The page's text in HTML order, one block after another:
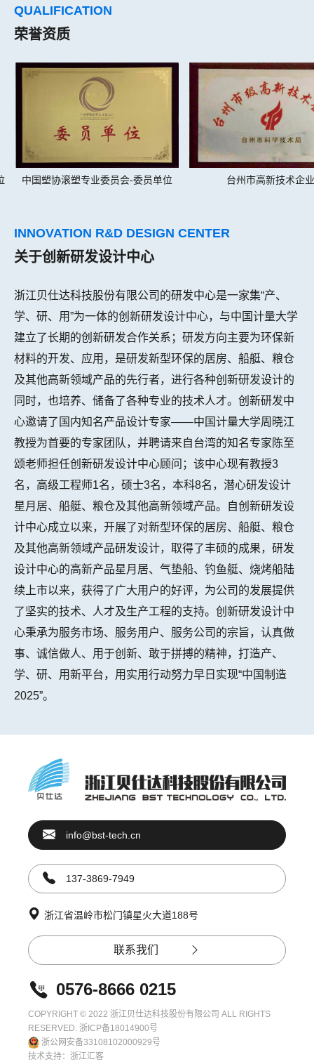
QUALIFICATION
荣誉资质
中国塑协滚塑专业委员会-委员单位 台州市高新技术企业
INNOVATION R&D DESIGN CENTER
关于创新研发设计中心
浙江贝仕达科技股份有限公司的研发中心是一家集“产、
学、研、用”为一体的创新研发设计中心，与中国计量大学
建立了长期的创新研发合作关系；研发方向主要为环保新
材料的开发、应用，是研发新型环保的居房、船艇、粮仓
及其他高新领域产品的先行者，进行各种创新研发设计的
同时，也培养、储备了各种专业的技术人才。创新研发中
心邀请了国内知名产品设计专家——中国计量大学周晓江
教授为首要的专家团队，并聘请来自台湾的知名专家陈至
颂老师担任创新研发设计中心顾问；该中心现有教授3
名，高级工程师1名，硕士3名，本科8名，潜心研发设计
星月居、船艇、粮仓及其他高新领域产品。自创新研发设
计中心成立以来，开展了对新型环保的居房、船艇、粮仓
及其他高新领域产品研发设计，取得了丰硕的成果，研发
设计中心的高新产品星月居、气垫船、钓鱼艇、烧烤船陆
续上市以来，获得了广大用户的好评，为公司的发展提供
了坚实的技术、人才及生产工程的支持。创新研发设计中
心秉承为服务市场、服务用户、服务公司的宗旨，认真做
事、诚信做人、用于创新、敢于拼搏的精神，打造产、
学、研、用新平台，用实用行动努力早日实现“中国制造
2025”。
info@bst-tech.cn
137-3869-7949
浙江省温岭市松门镇星火大道188号
联系我们
0576-8666 0215
COPYRIGHT © 2022 浙江贝仕达科技股份有限公司 ALL RIGHTS
RESERVED. 浙ICP备18014900号
浙公网安备33108102000929号
技术支持： 浙江汇客